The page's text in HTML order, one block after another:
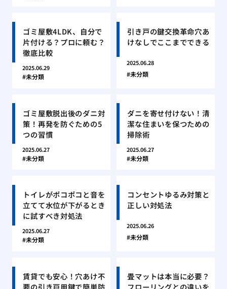
ゴミ屋敷4LDK、自分で
片付ける？プロに頼む？
徹底比較
2025.06.29
未分類
引き戸の鍵交換革命穴あ
けなしでここまでできる
2025.06.28
未分類
ゴミ屋敷脱出後のダニ対
策！再発を防ぐための5
つの習慣
2025.06.27
未分類
ダニを寄せ付けない！清
潔な住まいを保つための
掃除術
2025.06.27
未分類
トイレがポコポコと音を
立てて水位が下がるとき
に試すべき対処法
2025.06.27
未分類
コンセントゆるみ対策と
正しい対処法
2025.06.26
未分類
賃貸でも安心！穴あけ不
要の引き戸用鍵で簡単防
畳マットは本当に必要？
フローリングとの違いを